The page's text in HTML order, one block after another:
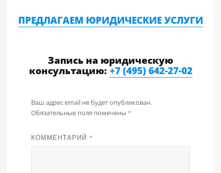
ПРЕДЛАГАЕМ ЮРИДИЧЕСКИЕ УСЛУГИ
Запись на юридическую
консультацию: +7 (495) 642-27-02
Ваш адрес email не будет опубликован.
Обязательные поля помечены *
КОММЕНТАРИЙ *